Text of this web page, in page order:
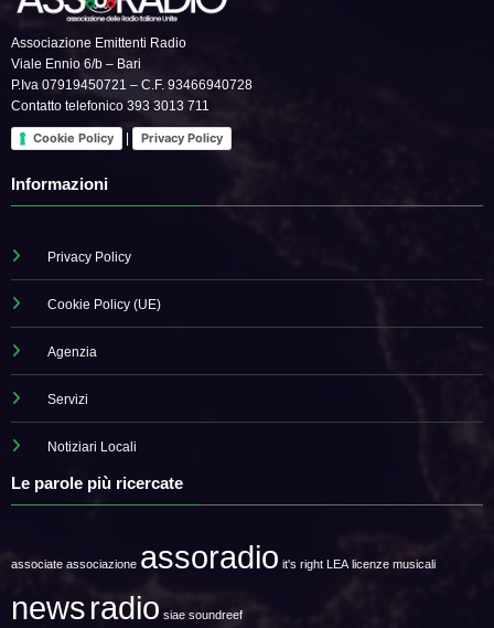
Associazione Emittenti Radio
Viale Ennio 6/b – Bari
P.Iva 07919450721 – C.F. 93466940728
Contatto telefonico 393 3013 711
Cookie Policy Privacy Policy
Informazioni
Privacy Policy
Cookie Policy (UE)
Agenzia
Servizi
Notiziari Locali
Le parole più ricercate
associate associazione assoradio it's right LEA licenze musicali
newsradio siae soundreef